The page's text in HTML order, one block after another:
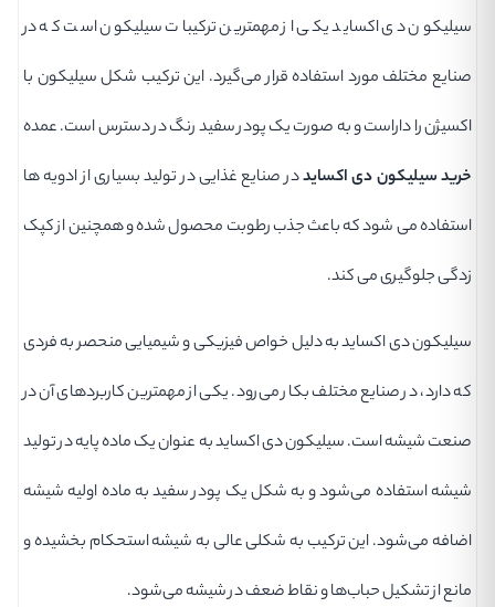
سیلیکون دی اکساید یکی از مهمترین ترکیبات سیلیکون است که در
صنایع مختلف مورد استفاده قرار می‌گیرد. این ترکیب شکل سیلیکون با
اکسیژن را داراست و به صورت یک پودر سفید رنگ در دسترس است. عمده
خرید سیلیکون دی اکسایددر صنایع غذایی در تولید بسیاری از ادویه ها
استفاده می شود که باعث جذب رطوبت محصول شده و همچنین از کپک
زدگی جلوگیری می کند.
سیلیکون دی اکساید به دلیل خواص فیزیکی و شیمیایی منحصر به فردی
که دارد، در صنایع مختلف بکار می‌رود. یکی از مهمترین کاربردهای آن در
صنعت شیشه است. سیلیکون دی اکساید به عنوان یک ماده پایه در تولید
شیشه استفاده می‌شود و به شکل یک پودر سفید به ماده اولیه شیشه
اضافه می‌شود. این ترکیب به شکلی عالی به شیشه استحکام بخشیده و
مانع از تشکیل حباب‌ها و نقاط ضعف در شیشه می‌شود.